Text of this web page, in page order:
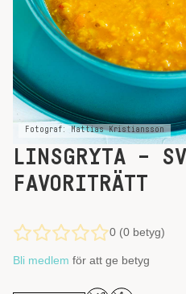
Fotograf: Mattias Kristiansson
LINSGRYTA –
FAVORITRÄTT
0 (0 betyg)
Bli medlem för att ge betyg